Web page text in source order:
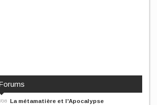
08 La métamatière et l'Apocalypse